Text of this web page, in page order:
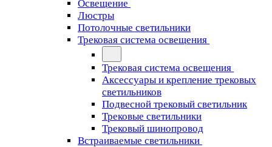
Освещение
Люстры
Потолочные светильники
Трековая система освещения
Трековая система освещения
Аксессуары и крепление трековых
светильников
Подвесной трековый светильник
Трековые светильники
Трековый шинопровод
Встраиваемые светильники